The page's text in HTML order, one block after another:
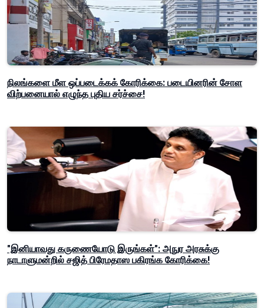
நிலங்களை மீள ஒப்படைக்கக் கோரிக்கை: படையினரின் சோள
விற்பனையால் எழுந்த புதிய சர்ச்சை!
"இனியாவது கருணையோடு இருங்கள்": அநுர அரசுக்கு
நாடாளுமன்றில் சஜித் பிரேமதாஸ பகிரங்க கோரிக்கை!